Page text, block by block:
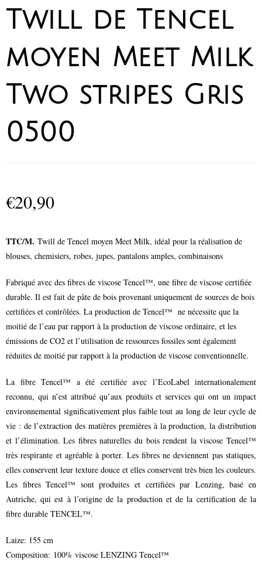
Twill de Tencel
moyen Meet Milk
Two stripes Gris
0500
€20,90
TTC/M. Twill de Tencel moyen Meet Milk, idéal pour la réalisation de
blouses, chemisiers, robes, jupes, pantalons amples, combinaisons
Fabriqué avec des fibres de viscose Tencel™, une fibre de viscose certifiée
durable. Il est fait de pâte de bois provenant uniquement de sources de bois
certifiées et contrôlées. La production de Tencel™ ne nécessite que la
moitié de l’eau par rapport à la production de viscose ordinaire, et les
émissions de CO2 et l’utilisation de ressources fossiles sont également
réduites de moitié par rapport à la production de viscose conventionnelle.
La fibre Tencel™ a été certifiée avec l’EcoLabel internationalement
reconnu, qui n’est attribué qu’aux produits et services qui ont un impact
environnemental significativement plus faible tout au long de leur cycle de
vie : de l’extraction des matières premières à la production, la distribution
et l’élimination. Les fibres naturelles du bois rendent la viscose Tencel™
très respirante et agréable à porter. Les fibres ne deviennent pas statiques,
elles conservent leur texture douce et elles conservent très bien les couleurs.
Les fibres Tencel™ sont produites et certifiées par Lenzing, basé en
Autriche, qui est à l’origine de la production et de la certification de la
fibre durable TENCEL™.
Laize: 155 cm
Composition: 100% viscose LENZING Tencel™